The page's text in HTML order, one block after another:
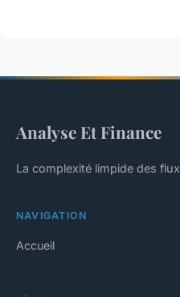
Analyse Et Finance
La complexité limpide des flux
NAVIGATION
Accueil